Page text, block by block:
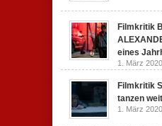
Filmkritik
eines
1. März 2020,
Filmkritik
tanzen
1. März 2020,